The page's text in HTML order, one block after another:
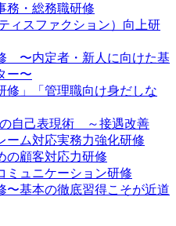
・総務職研修
ィスファクション）向上研
〜内定者・新人に向けた基
ー〜
修」「管理職向け身だしな
の自己表現術 ～接遇改善
ーム対応実務力強化研修
の顧客対応力研修
ミュニケーション研修
〜基本の徹底習得こそが近道